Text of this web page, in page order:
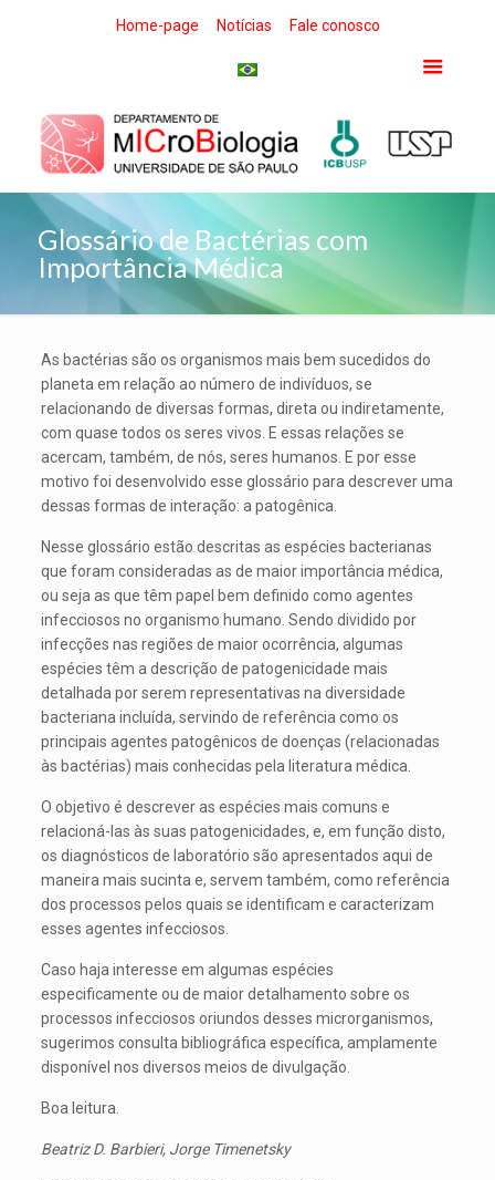
Home-page Notícias Fale conosco
Glossário de Bactérias com
Importância Médica
As bactérias são os organismos mais bem sucedidos do
planeta em relação ao número de indivíduos, se
relacionando de diversas formas, direta ou indiretamente,
com quase todos os seres vivos. E essas relações se
acercam, também, de nós, seres humanos. E por esse
motivo foi desenvolvido esse glossário para descrever uma
dessas formas de interação: a patogênica.
Nesse glossário estão descritas as espécies bacterianas
que foram consideradas as de maior importância médica,
ou seja as que têm papel bem definido como agentes
infecciosos no organismo humano. Sendo dividido por
infecções nas regiões de maior ocorrência, algumas
espécies têm a descrição de patogenicidade mais
detalhada por serem representativas na diversidade
bacteriana incluída, servindo de referência como os
principais agentes patogênicos de doenças (relacionadas
às bactérias) mais conhecidas pela literatura médica.
O objetivo é descrever as espécies mais comuns e
relacioná-las às suas patogenicidades, e, em função disto,
os diagnósticos de laboratório são apresentados aqui de
maneira mais sucinta e, servem também, como referência
dos processos pelos quais se identificam e caracterizam
esses agentes infecciosos.
Caso haja interesse em algumas espécies
especificamente ou de maior detalhamento sobre os
processos infecciosos oriundos desses microrganismos,
sugerimos consulta bibliográfica específica, amplamente
disponível nos diversos meios de divulgação.
Boa leitura.
Beatriz D. Barbieri, Jorge Timenetsky